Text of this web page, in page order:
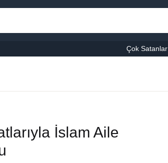
Çok Satanlar
İslam Aile